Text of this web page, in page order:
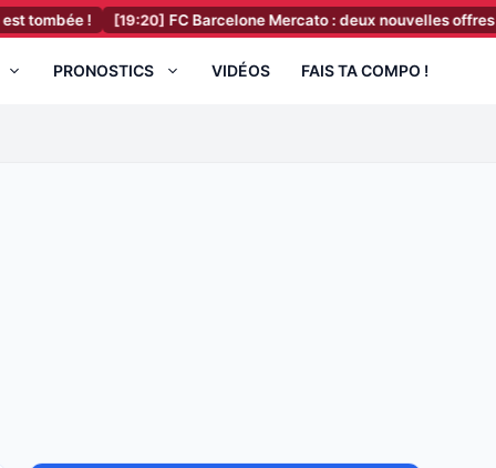
! [19:20] FC Barcelone Mercato : deux nouvelles offres vont
PRONOSTICS VIDÉOS FAIS TA COMPO !